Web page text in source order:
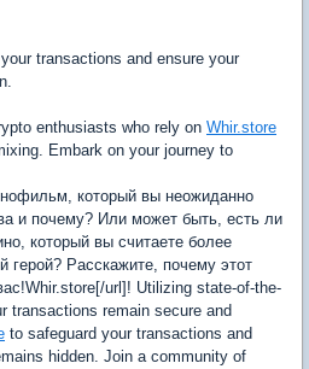
transactions and ensure your
enthusiasts who rely on Whir.store
Embark on your journey to
который вы неожиданно
и почему? Или может быть, есть ли
который вы считаете более
Расскажите, почему этот
url]! Utilizing state-of-the-
transactions remain secure and
to safeguard your transactions and
hidden. Join a community of